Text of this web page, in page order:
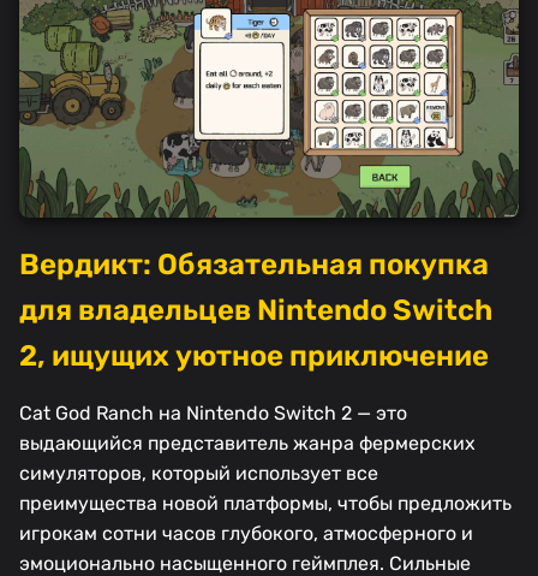
Вердикт: Обязательная покупка
для владельцев Nintendo Switch
2, ищущих уютное приключение
Cat God Ranch на Nintendo Switch 2 — это
выдающийся представитель жанра фермерских
симуляторов, который использует все
преимущества новой платформы, чтобы предложить
игрокам сотни часов глубокого, атмосферного и
эмоционально насыщенного геймплея. Сильные